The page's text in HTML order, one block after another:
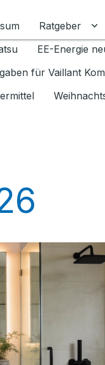
Ratgeber
EE-Energie
für Vaillant